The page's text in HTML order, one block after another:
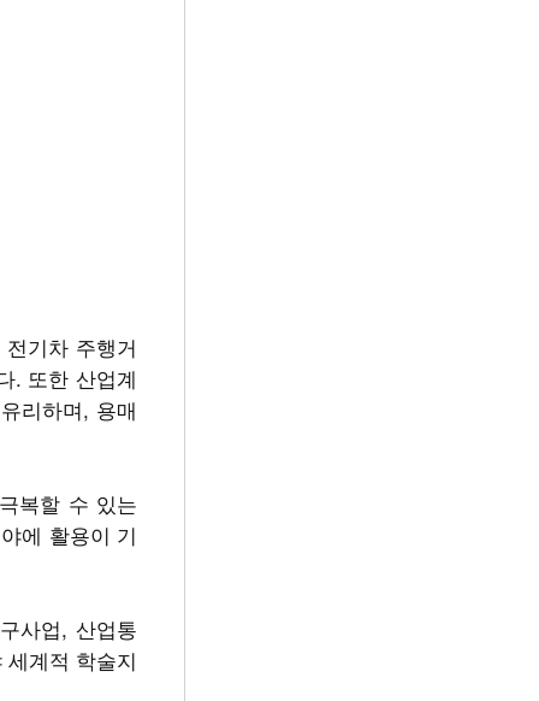
기차 주행거
. 또한 산업계
리하며, 용매
복할 수 있는
에 활용이 기
사업, 산업통
계적 학술지